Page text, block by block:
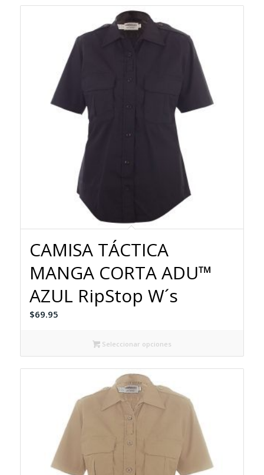
CAMISA TÁCTICA
MANGA CORTA ADU™
AZUL RipStop W´s
$69.95
Seleccionar opciones